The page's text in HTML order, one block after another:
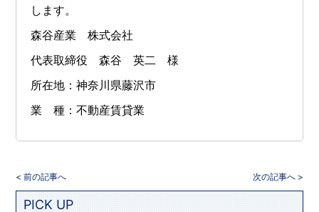
します。
森谷産業 株式会社
代表取締役 森谷 英二 様
所在地：神奈川県藤沢市
業 種：不動産賃貸業
< 前の記事へ 次の記事へ >
PICK UP